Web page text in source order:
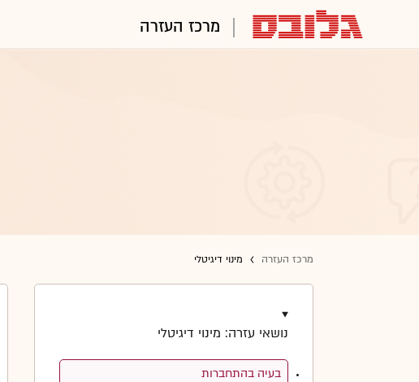
מרכז העזרה
מרכז העזרה מינוי דיגיטלי
נושאי עזרה: מינוי דיגיטלי
בעיה בהתחברות